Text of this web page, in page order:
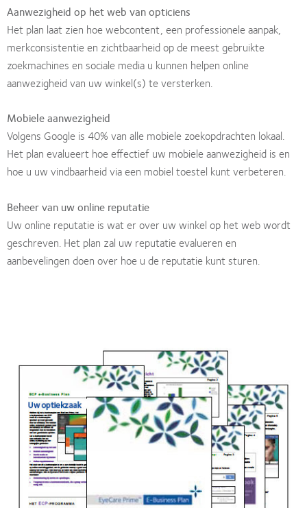
Aanwezigheid op het web van opticiens
Het plan laat zien hoe webcontent, een professionele aanpak,
merkconsistentie en zichtbaarheid op de meest gebruikte
zoekmachines en sociale media u kunnen helpen online
aanwezigheid van uw winkel(s) te versterken.
Mobiele aanwezigheid
Volgens Google is 40% van alle mobiele zoekopdrachten lokaal.
Het plan evalueert hoe effectief uw mobiele aanwezigheid is en
hoe u uw vindbaarheid via een mobiel toestel kunt verbeteren.
Beheer van uw online reputatie
Uw online reputatie is wat er over uw winkel op het web wordt
geschreven. Het plan zal uw reputatie evalueren en
aanbevelingen doen over hoe u de reputatie kunt sturen.